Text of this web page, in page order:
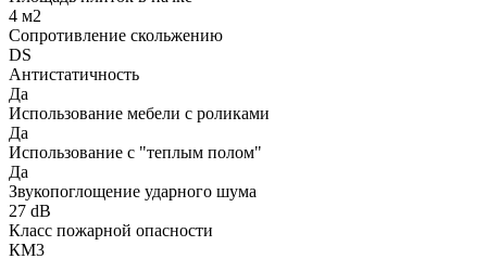
4 м2
Сопротивление скольжению
DS
Антистатичность
Да
Использование мебели с роликами
Да
Использование с "теплым полом"
Да
Звукопоглощение ударного шума
27 dB
Класс пожарной опасности
КМ3